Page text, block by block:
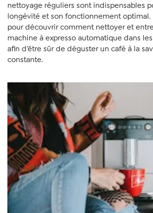
nettoyage réguliers sont indispensables
longévité et son fonctionnement optimal.
pour découvrir comment nettoyer et
machine à expresso automatique dans
afin d’être sûr de déguster un café à la
constante.